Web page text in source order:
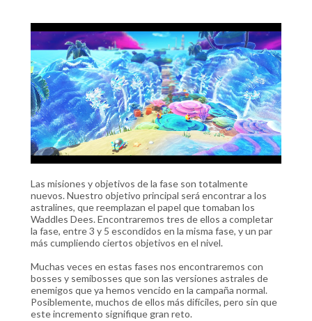
Las misiones y objetivos de la fase son totalmente
nuevos. Nuestro objetivo principal será encontrar a los
astralines, que reemplazan el papel que tomaban los
Waddles Dees. Encontraremos tres de ellos a completar
la fase, entre 3 y 5 escondidos en la misma fase, y un par
más cumpliendo ciertos objetivos en el nivel.
Muchas veces en estas fases nos encontraremos con
bosses y semibosses que son las versiones astrales de
enemigos que ya hemos vencido en la campaña normal.
Posiblemente, muchos de ellos más difíciles, pero sin que
este incremento signifique gran reto.